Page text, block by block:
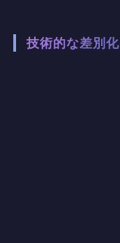
技術的な差別